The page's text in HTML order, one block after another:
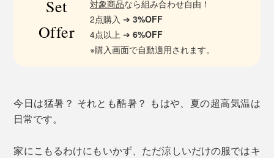
Set
Offer
対象商品なら組み合わせ自由！
2点購入 ➔3%OFF
4点以上 ➔6%OFF
※購入画面で自動適用されます。
今日は猛暑？ それとも酷暑？ もはや、夏の超高気温は
日常です。
家にこもるわけにもいかず、ただ涼しいだけの服ではキ